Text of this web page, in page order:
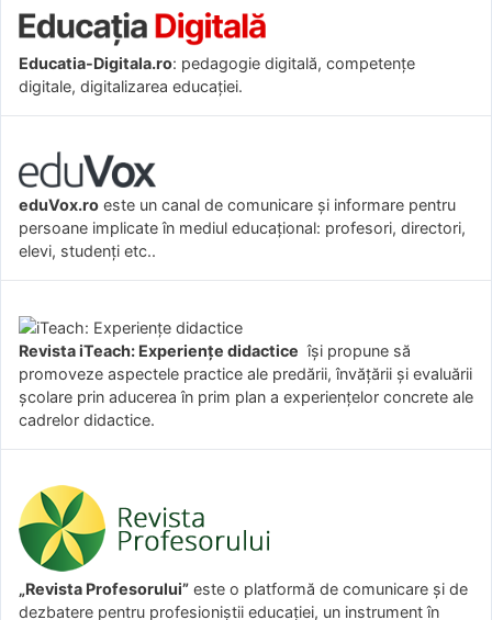
Educatia-Digitala.ro: pedagogie digitală, competențe
digitale, digitalizarea educației.
eduVox.ro este un canal de comunicare și informare pentru
persoane implicate în mediul educațional: profesori, directori,
elevi, studenți etc..
Revista iTeach: Experienţe didactice îşi propune să
promoveze aspectele practice ale predării, învăţării şi evaluării
şcolare prin aducerea în prim plan a experienţelor concrete ale
cadrelor didactice.
„Revista Profesorului” este o platformă de comunicare și de
dezbatere pentru profesioniștii educației, un instrument în